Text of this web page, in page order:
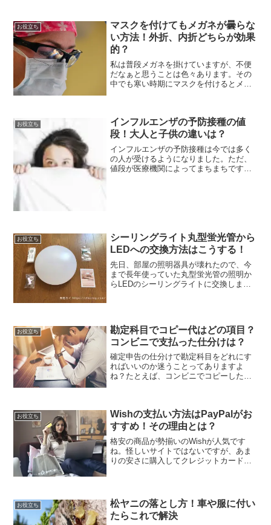
お役立ち
マスクを付けてもメガネが曇らな
い方法！外折、内折どちらが効果
的？
私は普段メガネを掛けていますが、不便
だなぁと思うことは色々あります。その
中でも寒い時期にマスクを付けるとメガ
曇らないと言われますが、...
お役立ち
インフルエンザの予防接種の値
段！大人と子供の違いは？
インフルエンザの予防接種は今では多く
の人が受けるようになりました。ただ、
値段が医療機関によってまちまちですよ
お役立ち
シーリングライト丸型蛍光管から
LEDへの交換方法はこうする！
先日、部屋の照明器具が壊れたので、今
まで長年使っていた丸型蛍光管の照明か
らLEDのシーリングライトに交換しまし
す。シーリングライトのL...
お役立ち
勘定科目でコピー代はどの項目？
コンビニで支払った仕分けは？
確定申告の仕分けで勘定科目をどれにす
ればいいのか迷うことってありますよ
ね？たとえば、コンビニでコピーした代
理方法を取り上げました。わ...
お役立ち
Wishの支払い方法はPayPalがお
すすめ！その理由とは？
格安の商品が勢揃いのWishが人気です
ね。怪しいサイトではないですが、あま
りの安さに購入してクレジットカードの
今回は実際に購入して感...
お役立ち
松ヤニの落とし方！車や服に付い
たらこれで解決